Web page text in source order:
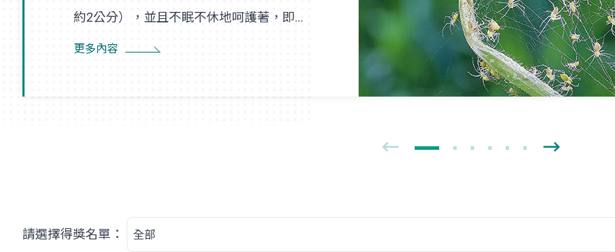
約2公分），並且不眠不休地呵護著，即使
尋找食物也是在一定範圍內，隨時防患並
更多內容
請選擇得獎名單：